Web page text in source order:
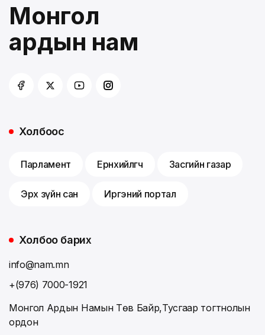
Монгол
ардын нам
Холбоос
Парламент Ерөнхийлөгч Засгийн газар
Эрх зүйн сан Иргэний портал
Холбоо барих
info@nam.mn
+(976) 7000-1921
Монгол Ардын Намын Төв Байр,Тусгаар тогтнолын
ордон